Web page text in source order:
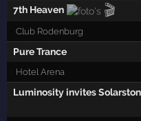
7th Heaven 🎬
Club Rodenburg
Pure Trance
Hotel Arena
Luminosity invites